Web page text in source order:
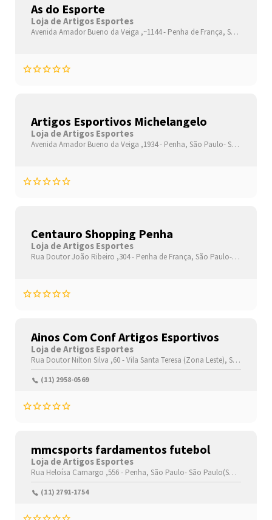
As do Esporte
Loja de Artigos Esportes
Avenida Amador Bueno da Veiga ,~1144 - Penha de França, São Paulo-
Artigos Esportivos Michelangelo
Loja de Artigos Esportes
Avenida Amador Bueno da Veiga ,1934 - Penha, São Paulo-São Paulo(SP)
Centauro Shopping Penha
Loja de Artigos Esportes
Rua Doutor João Ribeiro ,304 - Penha de França, São Paulo- São
Ainos Com Conf Artigos Esportivos
Loja de Artigos Esportes
Rua Doutor Nilton Silva ,60 -Vila Santa Teresa (Zona Leste), São Paulo-
(11) 2958-0569
mmcsports fardamentos futebol
Loja de Artigos Esportes
Rua Heloísa Camargo ,556 - Penha, São Paulo-São Paulo(SP)
(11) 2791-1754